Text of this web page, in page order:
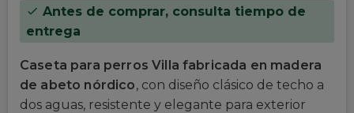
check Antes de comprar, consulta tiempo de
entrega
Caseta para perros Villa fabricada en madera
de abeto nórdico, con diseño clásico de techo a
dos aguas, resistente y elegante para exterior